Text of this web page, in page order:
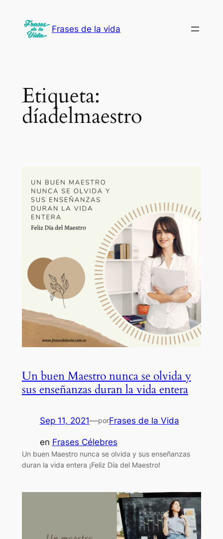
contenido
Frases de la vida
Etiqueta:
díadelmaestro
Un buen Maestro nunca se olvida y
sus enseñanzas duran la vida entera
Sep 11, 2021—porFrases de la Vida
en Frases Célebres
Un buen Maestro nunca se olvida y sus enseñanzas
duran la vida entera ¡Feliz Día del Maestro!